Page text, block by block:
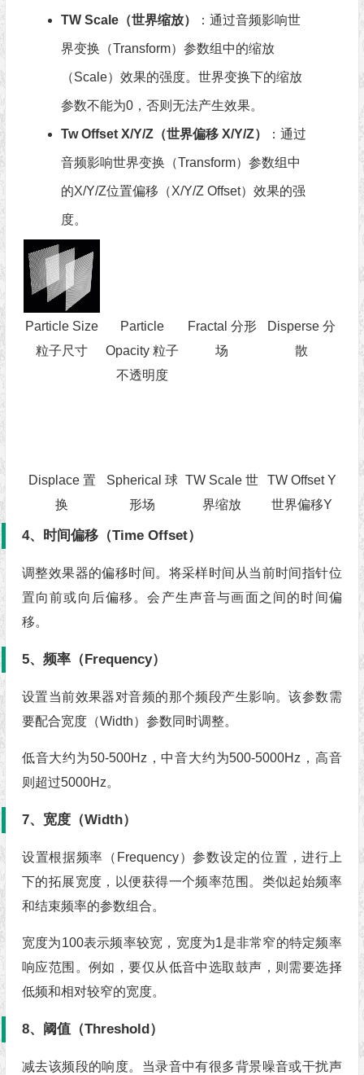
TW Scale（世界缩放） ：通过音频影响世
界变换（Transform）参数组中的缩放
（Scale）效果的强度。世界变换下的缩放
参数不能为0，否则无法产生效果。
Tw Offset X/Y/Z（世界偏移 X/Y/Z） ：通过
音频影响世界变换（Transform）参数组中
的X/Y/Z位置偏移（X/Y/Z Offset）效果的强
度。
Particle Size
粒子尺寸
Particle
Opacity 粒子
不透明度
Fractal 分形
场
Disperse 分
散
Displace 置
换
Spherical 球
形场
TW Scale 世
界缩放
TW Offset Y
世界偏移Y
4、时间偏移（Time Offset）
调整效果器的偏移时间。将采样时间从当前时间指针位
置向前或向后偏移。会产生声音与画面之间的时间偏
移。
5、频率（Frequency）
设置当前效果器对音频的那个频段产生影响。该参数需
要配合宽度（Width）参数同时调整。
低音大约为50-500Hz，中音大约为500-5000Hz，高音
则超过5000Hz。
7、宽度（Width）
设置根据频率（Frequency）参数设定的位置，进行上
下的拓展宽度，以便获得一个频率范围。类似起始频率
和结束频率的参数组合。
宽度为100表示频率较宽，宽度为1是非常窄的特定频率
响应范围。例如，要仅从低音中选取鼓声，则需要选择
低频和相对较窄的宽度。
8、阈值（Threshold）
减去该频段的响度。当录音中有很多背景噪音或干扰声